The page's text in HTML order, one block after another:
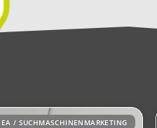
/ SUCHMASCHINENMARKETING